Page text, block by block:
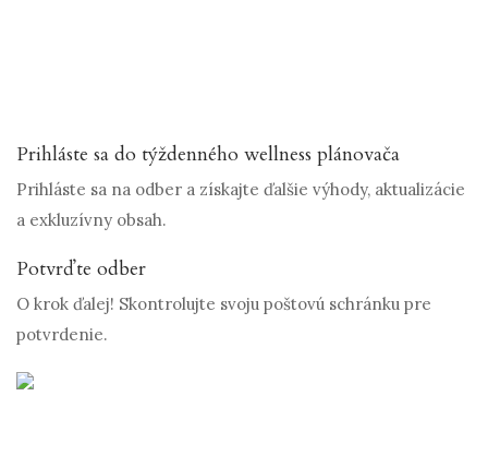
Prihláste sa do týždenného wellness plánovača
Prihláste sa na odber a získajte ďalšie výhody, aktualizácie
a exkluzívny obsah.
Potvrďte odber
O krok ďalej! Skontrolujte svoju poštovú schránku pre
potvrdenie.